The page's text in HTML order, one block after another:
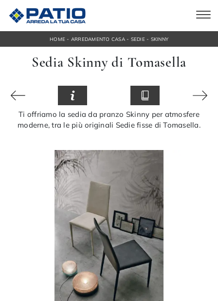
HOME - ARREDAMENTO CASA- SEDIE - SKINNY
Sedia Skinny di Tomasella
Ti offriamo la sedia da pranzo Skinny per atmosfere
moderne, tra le più originali Sedie fisse di Tomasella.